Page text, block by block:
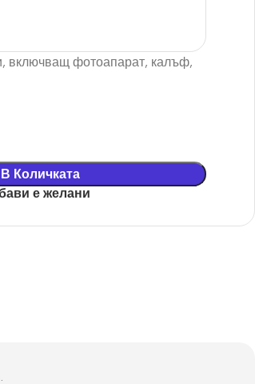
включващ фотоапарат, калъф,
Количката
е желани